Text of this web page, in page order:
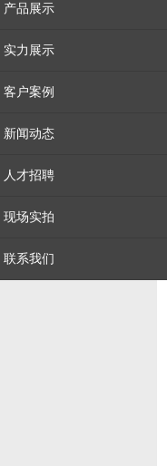
产品展示
实力展示
客户案例
新闻动态
人才招聘
现场实拍
联系我们
实力展示